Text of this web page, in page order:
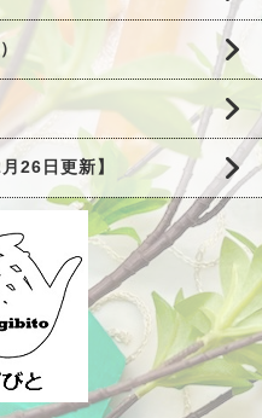
26日更新】